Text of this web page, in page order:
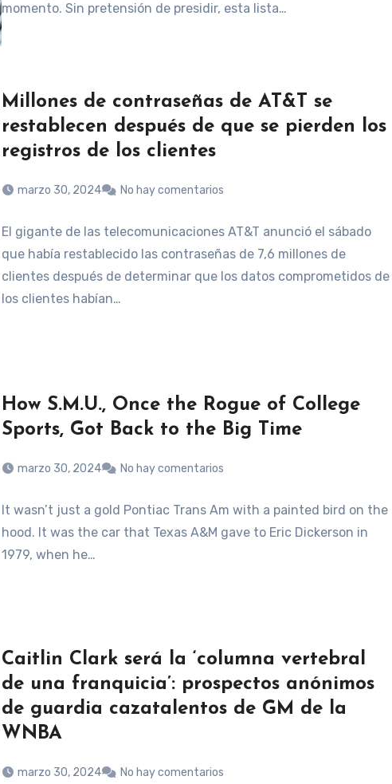
momento. Sin pretensión de presidir, esta lista…
Millones de contraseñas de AT&T se
restablecen después de que se pierden los
registros de los clientes
marzo 30, 2024 No hay comentarios
El gigante de las telecomunicaciones AT&T anunció el sábado
que había restablecido las contraseñas de 7,6 millones de
clientes después de determinar que los datos comprometidos de
los clientes habían…
How S.M.U., Once the Rogue of College
Sports, Got Back to the Big Time
marzo 30, 2024 No hay comentarios
It wasn’t just a gold Pontiac Trans Am with a painted bird on the
hood. It was the car that Texas A&M gave to Eric Dickerson in
1979, when he…
Caitlin Clark será la ‘columna vertebral
de una franquicia’: prospectos anónimos
de guardia cazatalentos de GM de la
WNBA
marzo 30, 2024 No hay comentarios